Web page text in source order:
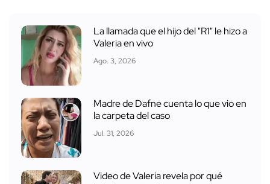
La llamada que el hijo del "R1" le hizo a
Valeria en vivo
Ago. 3, 2026
Madre de Dafne cuenta lo que vio en
la carpeta del caso
Jul. 31, 2026
Video de Valeria revela por qué